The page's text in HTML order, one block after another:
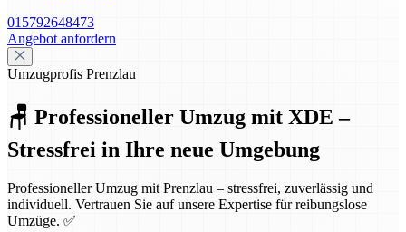
015792648473
Angebot anfordern
Umzugprofis Prenzlau
🪑 Professioneller Umzug mit XDE –
Stressfrei in Ihre neue Umgebung
Professioneller Umzug mit Prenzlau – stressfrei, zuverlässig und
individuell. Vertrauen Sie auf unsere Expertise für reibungslose
Umzüge. ✅